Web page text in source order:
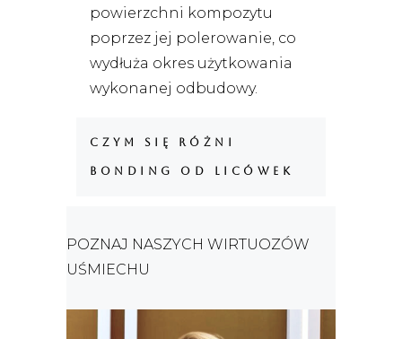
powierzchni kompozytu
poprzez jej polerowanie, co
wydłuża okres użytkowania
wykonanej odbudowy.
Czym się różni
bonding od licówek
POZNAJ NASZYCH WIRTUOZÓW
UŚMIECHU